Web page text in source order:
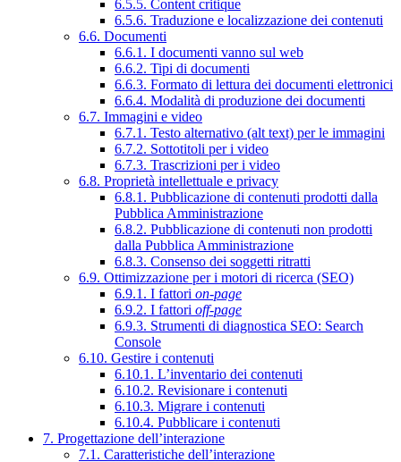
6.5.5. Content critique
6.5.6. Traduzione e localizzazione dei contenuti
6.6. Documenti
6.6.1. I documenti vanno sul web
6.6.2. Tipi di documenti
6.6.3. Formato di lettura dei documenti elettronici
6.6.4. Modalità di produzione dei documenti
6.7. Immagini e video
6.7.1. Testo alternativo (alt text) per le immagini
6.7.2. Sottotitoli per i video
6.7.3. Trascrizioni per i video
6.8. Proprietà intellettuale e privacy
6.8.1. Pubblicazione di contenuti prodotti dalla
Pubblica Amministrazione
6.8.2. Pubblicazione di contenuti non prodotti
dalla Pubblica Amministrazione
6.8.3. Consenso dei soggetti ritratti
6.9. Ottimizzazione per i motori di ricerca (SEO)
6.9.1. I fattori on-page
6.9.2. I fattori off-page
6.9.3. Strumenti di diagnostica SEO: Search
Console
6.10. Gestire i contenuti
6.10.1. L’inventario dei contenuti
6.10.2. Revisionare i contenuti
6.10.3. Migrare i contenuti
6.10.4. Pubblicare i contenuti
7. Progettazione dell’interazione
7.1. Caratteristiche dell’interazione